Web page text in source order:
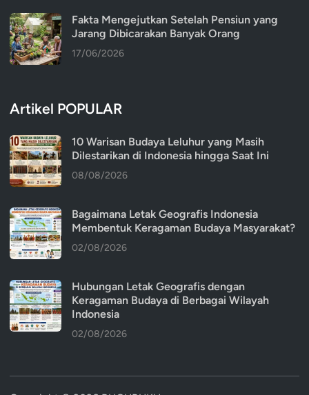
Fakta Mengejutkan Setelah Pensiun yang
Jarang Dibicarakan Banyak Orang
17/06/2026
Artikel POPULAR
10 Warisan Budaya Leluhur yang Masih
Dilestarikan di Indonesia hingga Saat Ini
08/08/2026
Bagaimana Letak Geografis Indonesia
Membentuk Keragaman Budaya Masyarakat?
02/08/2026
Hubungan Letak Geografis dengan
Keragaman Budaya di Berbagai Wilayah
Indonesia
02/08/2026